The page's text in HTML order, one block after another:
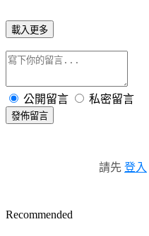
載入更多
公開留言 私密留言
發佈留言
請先 登入
Recommended